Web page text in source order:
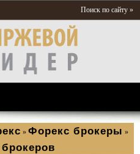
Поиск по сайту »
» Форекс брокеры »